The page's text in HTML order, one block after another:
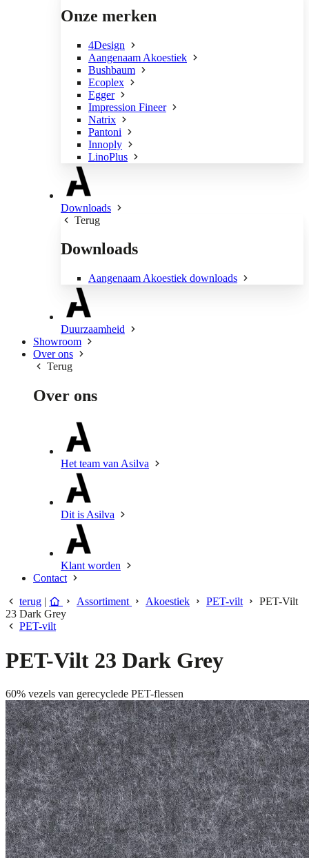
Onze merken
4Design
Aangenaam Akoestiek
Bushbaum
Ecoplex
Egger
Impression Fineer
Natrix
Pantoni
Innoply
LinoPlus
Downloads
Terug
Downloads
Aangenaam Akoestiek downloads
Duurzaamheid
Showroom
Over ons
Terug
Over ons
Het team van Asilva
Dit is Asilva
Klant worden
Contact
terug | Assortiment Akoestiek PET-vilt
PET-Vilt
23 Dark Grey
PET-vilt
PET-Vilt 23 Dark Grey
60% vezels van gerecyclede PET-flessen